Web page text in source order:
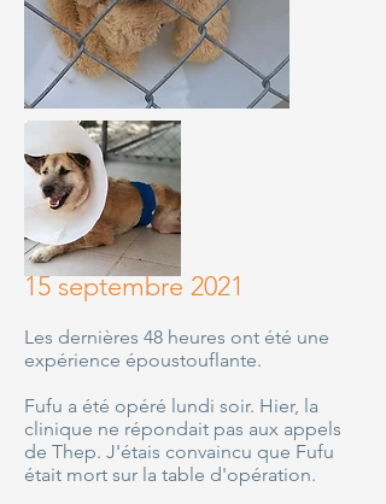
15 septembre 2021
Les dernières 48 heures ont été une
expérience époustouflante.
Fufu a été opéré lundi soir. Hier, la
clinique ne répondait pas aux appels
de Thep. J'étais convaincu que Fufu
était mort sur la table d'opération.